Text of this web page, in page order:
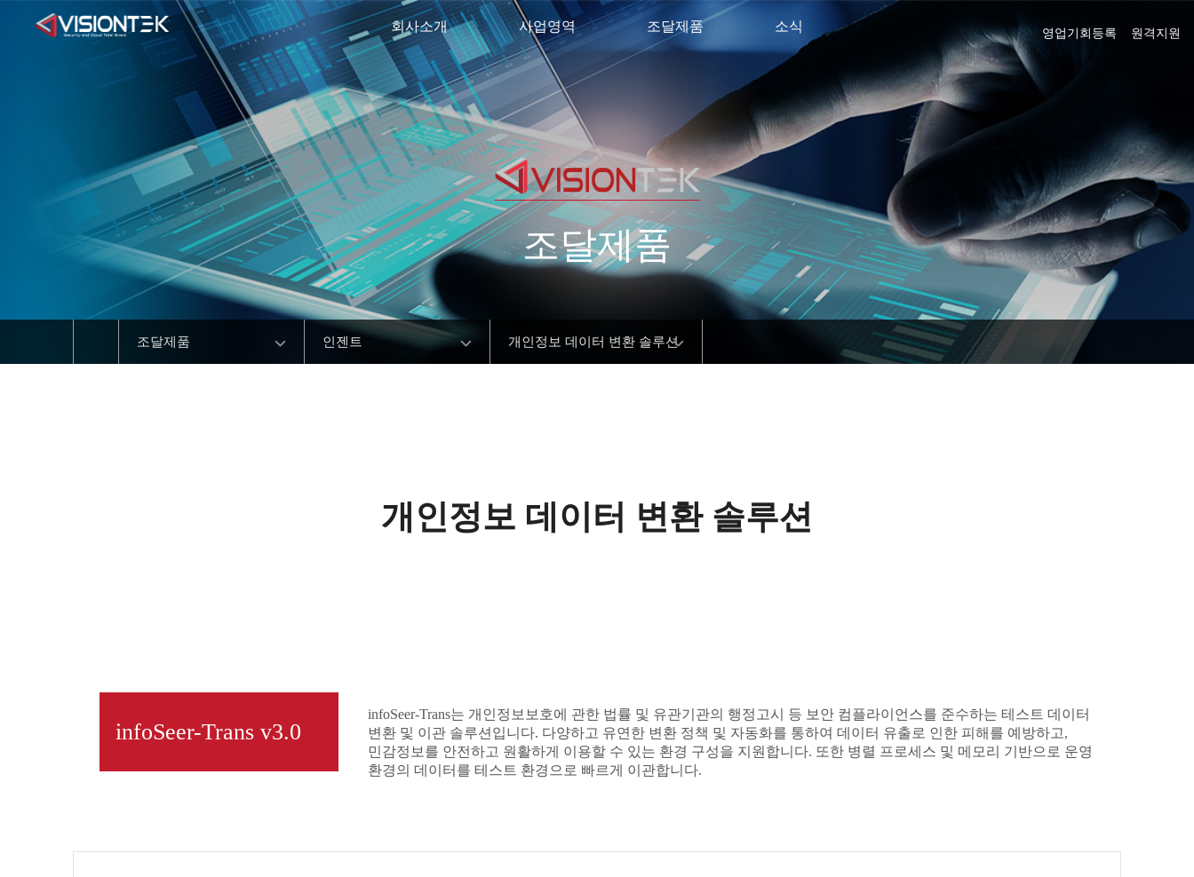
원격지원
영업기회등록
회사소개 사업영역 조달제품 소식
조달제품
조달제품 인젠트 개인정보 데이터 변환 솔루션
개인정보 데이터 변환 솔루션
infoSeer-Trans v3.0
infoSeer-Trans는 개인정보보호에 관한 법률 및 유관기관의 행정고시 등 보안 컴플라이언스를 준수하는 테스트 데이터
변환 및 이관 솔루션입니다. 다양하고 유연한 변환 정책 및 자동화를 통하여 데이터 유출로 인한 피해를 예방하고,
민감정보를 안전하고 원활하게 이용할 수 있는 환경 구성을 지원합니다. 또한 병렬 프로세스 및 메모리 기반으로 운영
환경의 데이터를 테스트 환경으로 빠르게 이관합니다.